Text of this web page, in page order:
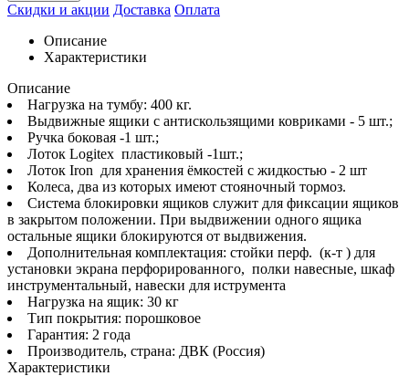
Скидки и акции Доставка Оплата
Описание
Характеристики
Описание
Нагрузка на тумбу: 400 кг.
Выдвижные ящики с антискользящими ковриками - 5 шт.;
Ручка боковая -1 шт.;
Лоток Logitex пластиковый -1шт.;
Лоток Iron для хранения ёмкостей с жидкостью - 2 шт
Колеса, два из которых имеют стояночный тормоз.
Система блокировки ящиков служит для фиксации ящиков
в закрытом положении. При выдвижении одного ящика
остальные ящики блокируются от выдвижения.
Дополнительная комплектация: стойки перф. (к-т ) для
установки экрана перфорированного, полки навесные, шкаф
инструментальный, навески для иструмента
Нагрузка на ящик: 30 кг
Тип покрытия: порошковое
Гарантия: 2 года
Производитель, страна: ДВК (Россия)
Характеристики